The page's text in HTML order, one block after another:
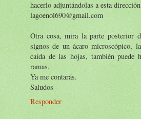
hacerlo adjuntándolas a esta
lagoenol690@gmail.com
Otra cosa, mira la parte posterior
signos de un ácaro microscópico,
caída de las hojas, también puede
ramas.
Ya me contarás.
Saludos
Responder